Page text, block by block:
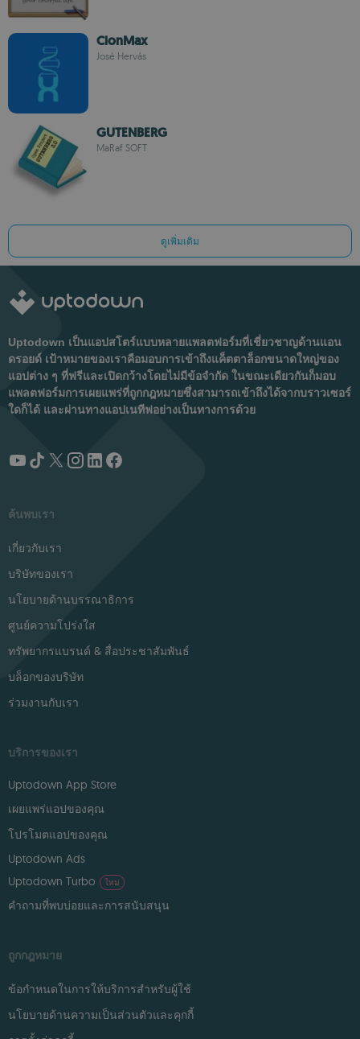
ClonMax
José Hervás
GUTENBERG
MaRaf SOFT
ดูเพิ่มเติม
Uptodown เป็นแอปสโตร์แบบหลายแพลตฟอร์มที่เชี่ยวชาญด้านแอน
ดรอยด์ เป้าหมายของเราคือมอบการเข้าถึงแค็ตตาล็อกขนาดใหญ่ของ
แอปต่าง ๆ ที่ฟรีและเปิดกว้างโดยไม่มีข้อจำกัด ในขณะเดียวกันก็มอบ
แพลตฟอร์มการเผยแพร่ที่ถูกกฎหมายซึ่งสามารถเข้าถึงได้จากบราวเซอร์
ใดก็ได้ และผ่านทางแอปเนทีฟอย่างเป็นทางการด้วย
ค้นพบเรา
เกี่ยวกับเรา
บริษัทของเรา
นโยบายด้านบรรณาธิการ
ศูนย์ความโปร่งใส
ทรัพยากรแบรนด์ & สื่อประชาสัมพันธ์
บล็อกของบริษัท
ร่วมงานกับเรา
บริการของเรา
Uptodown App Store
เผยแพร่แอปของคุณ
โปรโมตแอปของคุณ
Uptodown Ads
Uptodown Turbo
ใหม่
คำถามที่พบบ่อยและการสนับสนุน
ถูกกฎหมาย
ข้อกำหนดในการให้บริการสำหรับผู้ใช้
นโยบายด้านความเป็นส่วนตัวและคุกกี้